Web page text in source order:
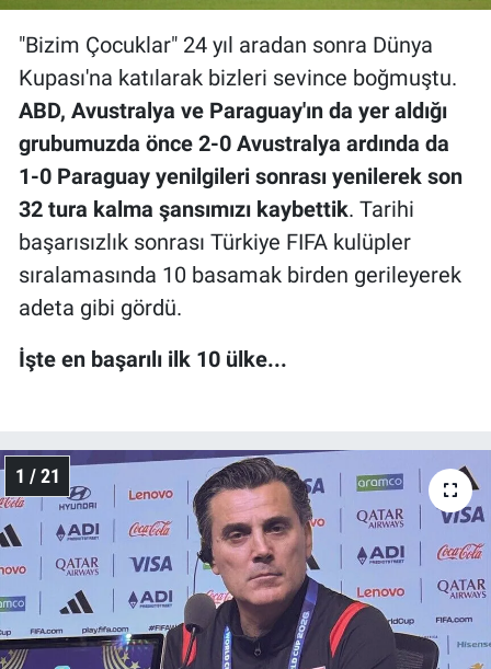
"Bizim Çocuklar" 24 yıl aradan sonra Dünya
Kupası'na katılarak bizleri sevince boğmuştu.
ABD, Avustralya ve Paraguay'ın da yer aldığı
grubumuzda önce 2-0 Avustralya ardında da
1-0 Paraguay yenilgileri sonrası yenilerek son
32 tura kalma şansımızı kaybettik. Tarihi
başarısızlık sonrası Türkiye FIFA kulüpler
sıralamasında 10 basamak birden gerileyerek
adeta gibi gördü.
İşte en başarılı ilk 10 ülke...
1 / 21
Ramazan